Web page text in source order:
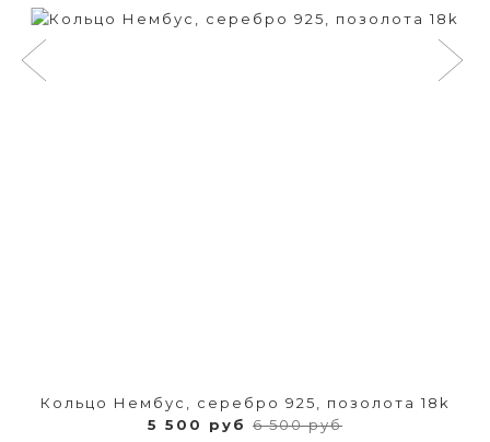
Кольцо Нембус, серебро 925, позолота 18k
5 500 руб 6 500 руб